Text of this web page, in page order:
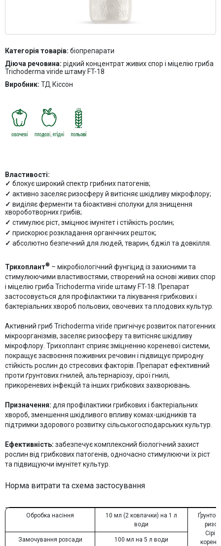
Категорія товарів: біопрепарати
Діюча речовина: рідкий концентрат живих спор і міцелію гриба
Trichoderma viride штаму FT-18
Виробник: ТД Кіссон
Властивості:
блокує широкий спектр грибних патогенів;
активно заселяє ризосферу й витісняє шкідливу мікрофлору;
виділяє ферменти та біоактивні сполуки для знищення
хвороботворних грибів;
стимулює ріст, зміцнює імунітет і стійкість рослин;
прискорює розкладання органічних решток;
абсолютно безпечний для людей, тварин, бджіл та довкілля.
Трихоплант® – мікробіологічний фунгіцид із захисними та
стимулюючими властивостями, створений на основі живих спор
і міцелію гриба Trichoderma viride штаму FT-18. Препарат
застосовується для профілактики та лікування грибкових і
бактеріальних хвороб польових, овочевих та плодових культур.
Активний гриб Trichoderma viride пригнічує розвиток патогенних
мікроорганізмів, заселяє ризосферу та витісняє шкідливу
мікрофлору. Трихоплант сприяє зміцненню кореневої системи,
покращує засвоєння поживних речовин і підвищує природну
стійкість рослин до стресових факторів. Препарат ефективний
проти ґрунтових гнилей, альтернаріозу, сірої гнилі,
прикореневих інфекцій та інших грибкових захворювань.
Призначення: для профілактики грибкових і бактеріальних
хвороб, зменшення шкідливого впливу комах-шкідників та
підтримки здорового розвитку сільськогосподарських культур.
Ефективність: забезпечує комплексний біологічний захист
рослин від грибкових патогенів, одночасно стимулюючи їх ріст
та підвищуючи імунітет культур.
Норма витрати та схема застосування
Обробка насіння
10 мл (2 ковпачки) на 1 л
води
Сірі
Замочування розсади 100 мл на 5 л води